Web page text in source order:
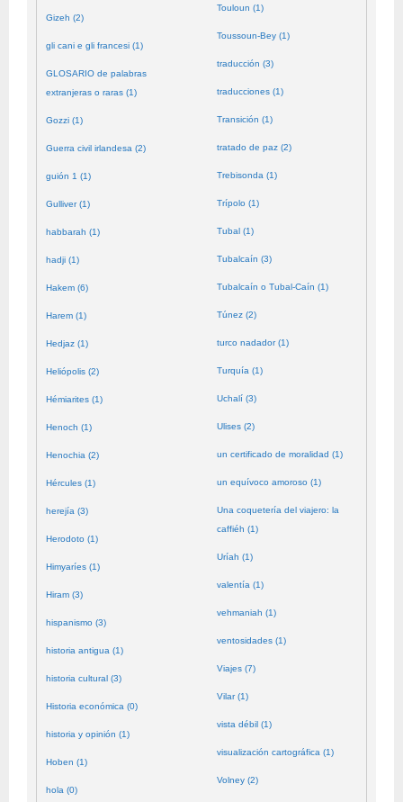
Gizeh (2)
gli cani e gli francesi (1)
GLOSARIO de palabras
extranjeras o raras (1)
Gozzi (1)
Guerra civil irlandesa (2)
guión 1 (1)
Gulliver (1)
habbarah (1)
hadji (1)
Hakem (6)
Harem (1)
Hedjaz (1)
Heliópolis (2)
Hémiarites (1)
Henoch (1)
Henochia (2)
Hércules (1)
herejía (3)
Herodoto (1)
Himyaríes (1)
Hiram (3)
hispanismo (3)
historia antigua (1)
historia cultural (3)
Historia económica (0)
historia y opinión (1)
Hoben (1)
hola (0)
Touloun (1)
Toussoun-Bey (1)
traducción (3)
traducciones (1)
Transición (1)
tratado de paz (2)
Trebisonda (1)
Trípolo (1)
Tubal (1)
Tubalcaín (3)
Tubalcaín o Tubal-Caín (1)
Túnez (2)
turco nadador (1)
Turquía (1)
Uchalí (3)
Ulises (2)
un certificado de moralidad (1)
un equívoco amoroso (1)
Una coquetería del viajero: la
caffiéh (1)
Uríah (1)
valentía (1)
vehmaniah (1)
ventosidades (1)
Viajes (7)
Vilar (1)
vista débil (1)
visualización cartográfica (1)
Volney (2)